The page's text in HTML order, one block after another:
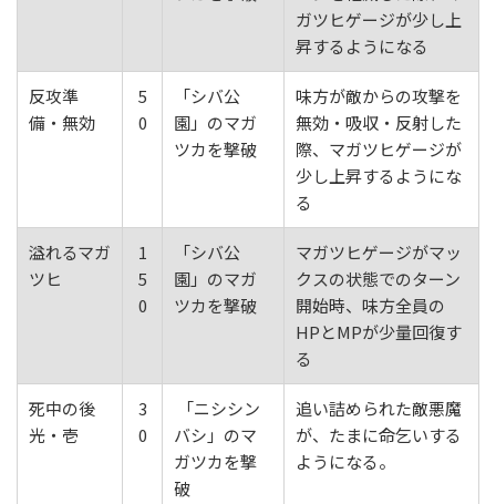
ガツヒゲージが少し上
昇するようになる
反攻準
備・無効
5
0
「シバ公
園」のマガ
ツカを撃破
味方が敵からの攻撃を
無効・吸収・反射した
際、マガツヒゲージが
少し上昇するようにな
る
溢れるマガ
ツヒ
1
5
0
「シバ公
園」のマガ
ツカを撃破
マガツヒゲージがマッ
クスの状態でのターン
開始時、味方全員の
HPとMPが少量回復す
る
死中の後
光・壱
3
0
「ニシシン
バシ」のマ
ガツカを撃
破
追い詰められた敵悪魔
が、たまに命乞いする
ようになる。